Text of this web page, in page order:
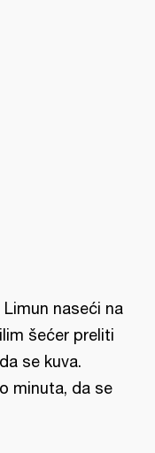
naseći na
šećer preliti
se kuva.
minuta, da se